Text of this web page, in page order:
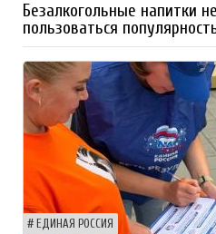
Безалкогольные напитки
пользоваться
ЕДИНАЯ РОССИЯ